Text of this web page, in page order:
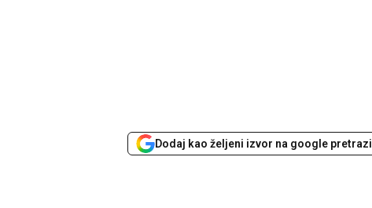
Dodaj kao željeni izvor na google pretrazi